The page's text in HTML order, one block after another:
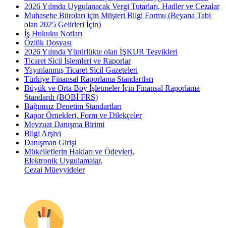
2026 Yılında Uygulanacak Vergi Tutarları, Hadler ve Cezalar
Muhasebe Büroları için Müşteri Bilgi Formu (Beyana Tabi
olan 2025 Gelirleri İçin)
İş Hukuku Notları
Özlük Dosyası
2026 Yılında Yürürlükte olan İŞKUR Teşvikleri
Ticaret Sicil İşlemleri ve Raporlar
Yayınlanmış Ticaret Sicil Gazeteleri
Türkiye Finansal Raporlama Standartları
Büyük ve Orta Boy İşletmeler İçin Finansal Raporlama
Standardı (BOBİ FRS)
Bağımsız Denetim Standartları
Rapor Örnekleri, Form ve Dilekçeler
Mevzuat Danışma Birimi
Bilgi Arşivi
Danışman Girişi
Mükelleflerin Hakları ve Ödevleri,
Elektronik Uygulamalar,
Cezai Müeyyideler